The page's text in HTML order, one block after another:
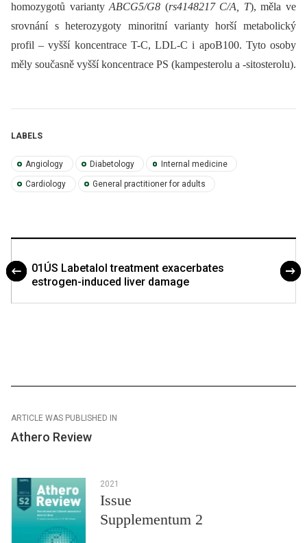
homozygotů variantyABCG5/G8 (rs4148217 C/A, T), měla ve
srovnání s heterozygoty minoritní varianty horší metabolický
profil –⁠ vyšší koncentrace T-C, LDL-C i apoB100. Tyto osoby
měly současně vyšší koncentrace PS (kampesterolu a -sitosterolu).
LABELS
Angiology Diabetology Internal medicine
Cardiology General practitioner for adults
01ÚS Labetalol treatment exacerbates
estrogen-induced liver damage
ARTICLE WAS PUBLISHED IN
Athero Review
2021
Issue
Supplementum 2